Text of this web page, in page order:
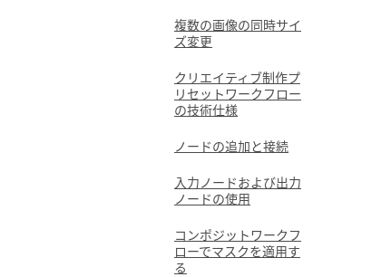
複数の画像の同時サイ
ズ変更
クリエイティブ制作プ
リセットワークフロー
の技術仕様
ノードの追加と接続
入力ノードおよび出力
ノードの使用
コンポジットワークフ
ローでマスクを適用す
る